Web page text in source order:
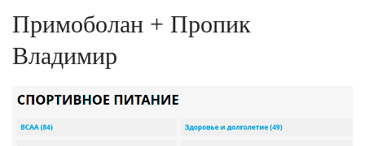
Примоболан + Пропик
Владимир